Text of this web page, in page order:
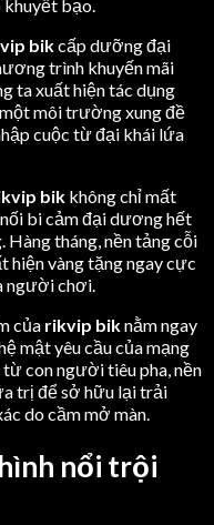
khuyết bạo.
bikcấp dưỡng đại
trình khuyến mãi
ta xuất hiện tác dụng
môi trường xung đề
cuộc từ đại khái lứa
bik không chỉ mất
bi cảm đại dương hết
tháng, nền tảng cỗi
hiện vàng tặng ngay cực
người chơi.
của rikvip biknằm ngay
mật yêu cầu của mạng
con người tiêu pha, nền
trị để sở hữu lại trải
do cầm mở màn.
nổi trội